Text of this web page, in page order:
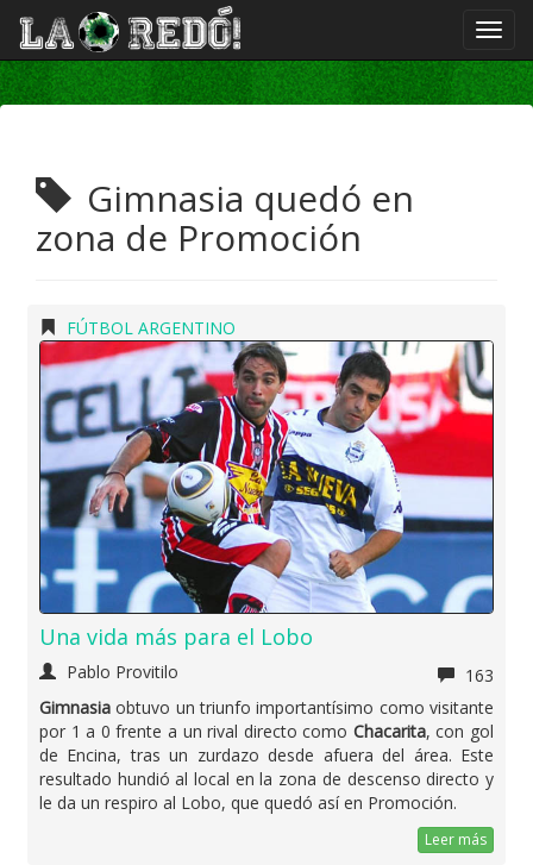
Gimnasia quedó en
zona de Promoción
FÚTBOL ARGENTINO
Una vida más para el Lobo
Pablo Provitilo
163
Gimnasia obtuvo un triunfo importantísimo como visitante
por 1 a 0 frente a un rival directo como Chacarita, con gol
de Encina, tras un zurdazo desde afuera del área. Este
resultado hundió al local en la zona de descenso directo y
le da un respiro al Lobo, que quedó así en Promoción.
Leer más